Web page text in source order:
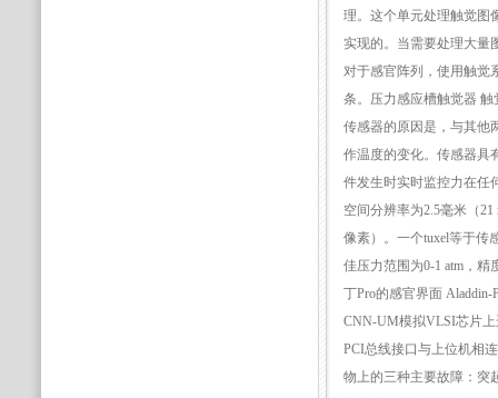
理。这个单元处理触觉图
实现的。当需要处理大量
对于感官阵列，使用触觉
条。压力感应槽触觉器
传感器的原因是，与其他
作温度的变化。传感器具
件发生时实时监控力在任
空间分辨率为2.5毫米（
像素）。一个tuxel等于传
佳压力范围为0-1 atm，精
丁Pro的感官界面
CNN-UM模拟VLSI芯片
PCI总线接口与上位机相
物上的三种主要故障：突